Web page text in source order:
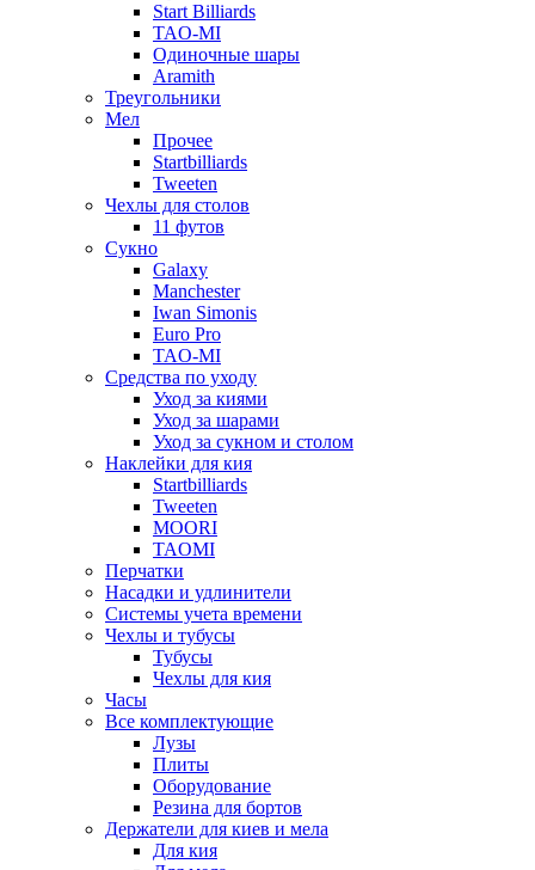
Start Billiards
TAO-MI
Одиночные шары
Aramith
Треугольники
Мел
Прочее
Startbilliards
Tweeten
Чехлы для столов
11 футов
Сукно
Galaxy
Manchester
Iwan Simonis
Euro Pro
TAO-MI
Средства по уходу
Уход за киями
Уход за шарами
Уход за сукном и столом
Наклейки для кия
Startbilliards
Tweeten
MOORI
TAOMI
Перчатки
Насадки и удлинители
Системы учета времени
Чехлы и тубусы
Тубусы
Чехлы для кия
Часы
Все комплектующие
Лузы
Плиты
Оборудование
Резина для бортов
Держатели для киев и мела
Для кия